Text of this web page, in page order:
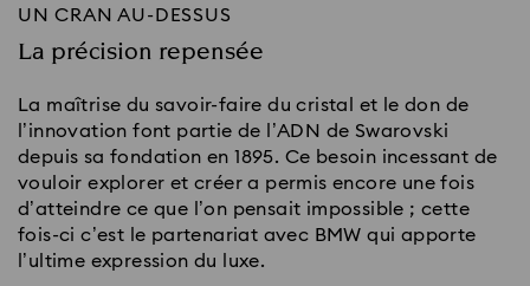
UN CRAN AU-DESSUS
La précision repensée
La maîtrise du savoir-faire du cristal et le don de
l’innovation font partie de l’ADN de Swarovski
depuis sa fondation en 1895. Ce besoin incessant de
vouloir explorer et créer a permis encore une fois
d’atteindre ce que l’on pensait impossible ; cette
fois-ci c’est le partenariat avec BMW qui apporte
l’ultime expression du luxe.